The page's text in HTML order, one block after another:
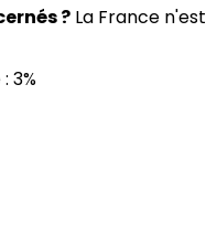
? La France
3%